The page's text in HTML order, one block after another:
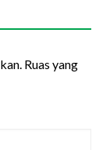
Ruas yang